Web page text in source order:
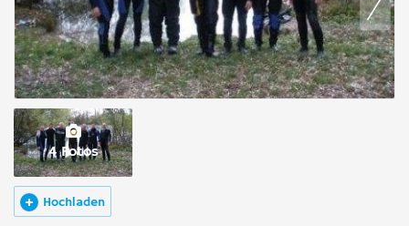
4 Fotos
Hochladen